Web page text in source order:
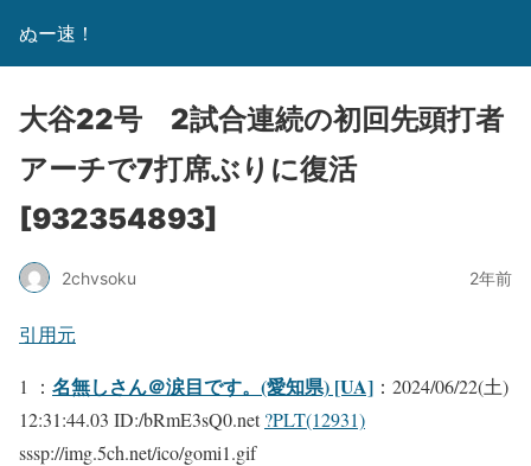
ぬー速！
大谷22号 2試合連続の初回先頭打者
アーチで7打席ぶりに復活
[932354893]
2chvsoku 2年前
引用元
1 ： 名無しさん＠涙目です。(愛知県) [UA] ：2024/06/22(土)
12:31:44.03 ID:/bRmE3sQ0.net?PLT(12931)
sssp://img.5ch.net/ico/gomi1.gif